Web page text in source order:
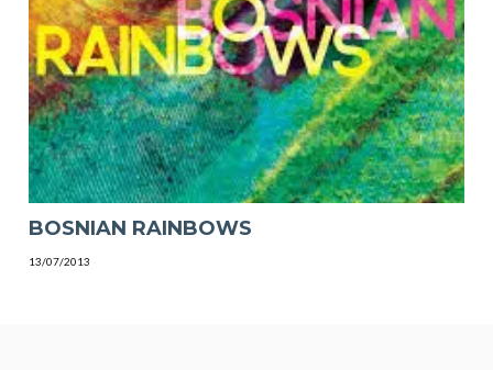
BOSNIAN RAINBOWS
13/07/2013